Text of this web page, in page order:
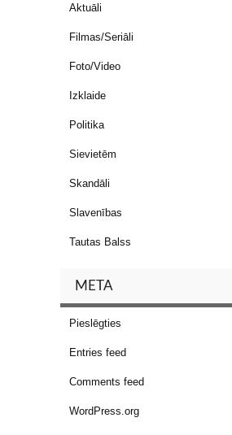
Aktuāli
Filmas/Seriāli
Foto/Video
Izklaide
Politika
Sievietēm
Skandāli
Slavenības
Tautas Balss
META
Pieslēgties
Entries feed
Comments feed
WordPress.org